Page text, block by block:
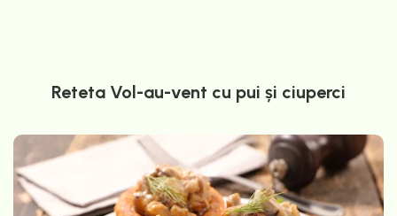
Reteta Vol-au-vent cu pui și ciuperci